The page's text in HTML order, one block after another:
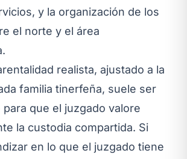
y la organización de los
el norte y el área
realista, ajustado a la
familia tinerfeña, suele ser
que el juzgado valore
la custodia compartida. Si
en lo que el juzgado tiene